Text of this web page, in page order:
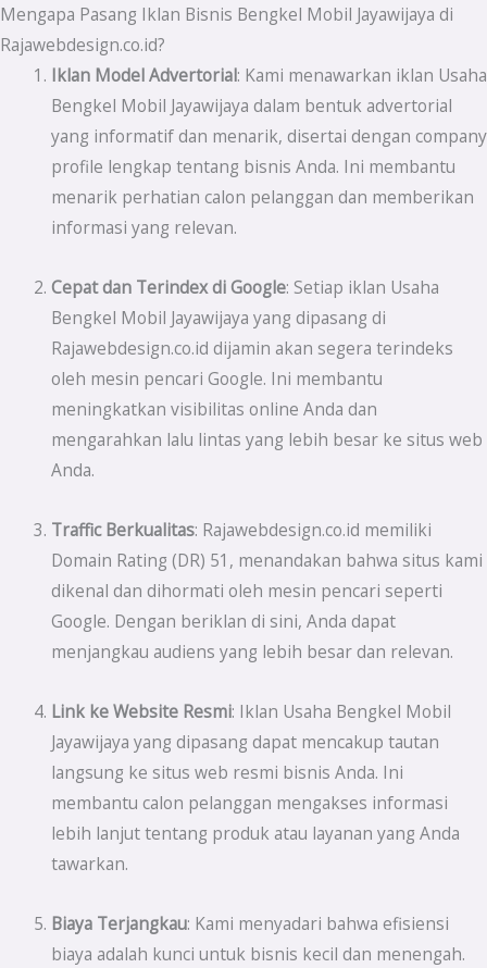
Mengapa Pasang Iklan Bisnis Bengkel Mobil Jayawijaya di
Rajawebdesign.co.id?
Iklan Model Advertorial: Kami menawarkan iklan Usaha
Bengkel Mobil Jayawijaya dalam bentuk advertorial
yang informatif dan menarik, disertai dengan company
profile lengkap tentang bisnis Anda. Ini membantu
menarik perhatian calon pelanggan dan memberikan
informasi yang relevan.
Cepat dan Terindex di Google: Setiap iklan Usaha
Bengkel Mobil Jayawijaya yang dipasang di
Rajawebdesign.co.id dijamin akan segera terindeks
oleh mesin pencari Google. Ini membantu
meningkatkan visibilitas online Anda dan
mengarahkan lalu lintas yang lebih besar ke situs web
Anda.
Traffic Berkualitas: Rajawebdesign.co.id memiliki
Domain Rating (DR) 51, menandakan bahwa situs kami
dikenal dan dihormati oleh mesin pencari seperti
Google. Dengan beriklan di sini, Anda dapat
menjangkau audiens yang lebih besar dan relevan.
Link ke Website Resmi: Iklan Usaha Bengkel Mobil
Jayawijaya yang dipasang dapat mencakup tautan
langsung ke situs web resmi bisnis Anda. Ini
membantu calon pelanggan mengakses informasi
lebih lanjut tentang produk atau layanan yang Anda
tawarkan.
Biaya Terjangkau: Kami menyadari bahwa efisiensi
biaya adalah kunci untuk bisnis kecil dan menengah.